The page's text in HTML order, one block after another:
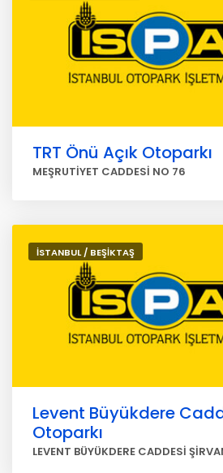
TRT Önü Açık Otoparkı
MEŞRUTİYET CADDESİ NO 76
İSTANBUL / BEŞİKTAŞ
Levent Büyükdere
Otoparkı
LEVENT BÜYÜKDERE CADDESİ